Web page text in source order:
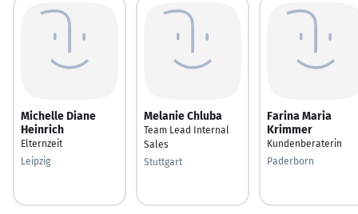
Michelle Diane
Heinrich
Elternzeit
Leipzig
Melanie Chluba
Team Lead Internal
Sales
Stuttgart
Farina Maria
Krimmer
Kundenberaterin
Paderborn